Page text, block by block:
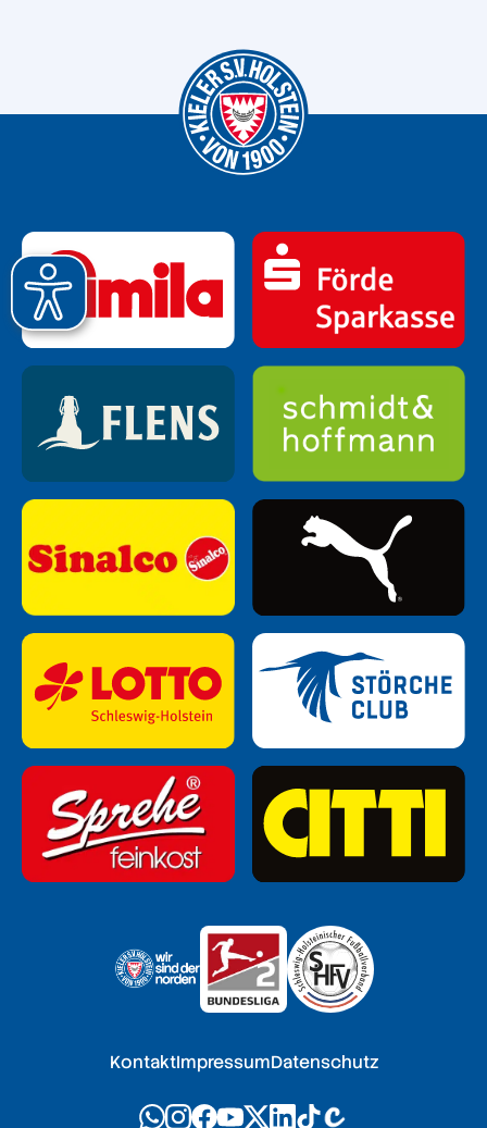
KontaktImpressumDatenschutz